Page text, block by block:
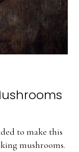
to make this
mushrooms.